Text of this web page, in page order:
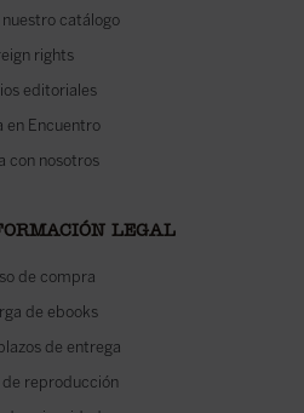
nuestro catálogo
rights
editoriales
en Encuentro
con nosotros
LEGAL
de compra
de ebooks
de entrega
de reproducción